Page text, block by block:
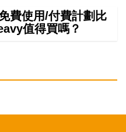
費使用/付費計劃比
值得買嗎？